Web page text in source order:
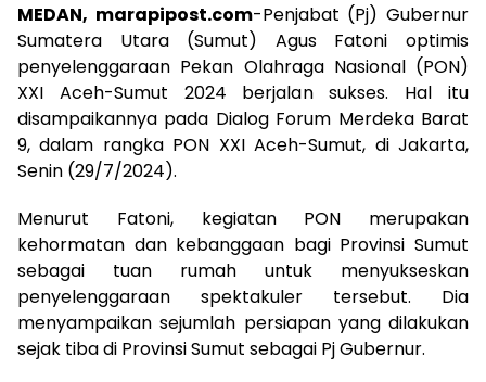
MEDAN, marapipost.com-Penjabat (Pj) Gubernur
Sumatera Utara (Sumut) Agus Fatoni optimis
penyelenggaraan Pekan Olahraga Nasional (PON)
XXI Aceh-Sumut 2024 berjalan sukses. Hal itu
disampaikannya pada Dialog Forum Merdeka Barat
9, dalam rangka PON XXI Aceh-Sumut, di Jakarta,
Senin (29/7/2024).
Menurut Fatoni, kegiatan PON merupakan
kehormatan dan kebanggaan bagi Provinsi Sumut
sebagai tuan rumah untuk menyukseskan
penyelenggaraan spektakuler tersebut. Dia
menyampaikan sejumlah persiapan yang dilakukan
sejak tiba di Provinsi Sumut sebagai Pj Gubernur.